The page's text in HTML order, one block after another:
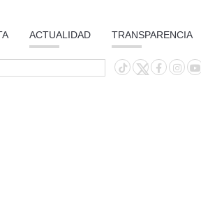
ACTUALIDAD TRANSPARENCIA